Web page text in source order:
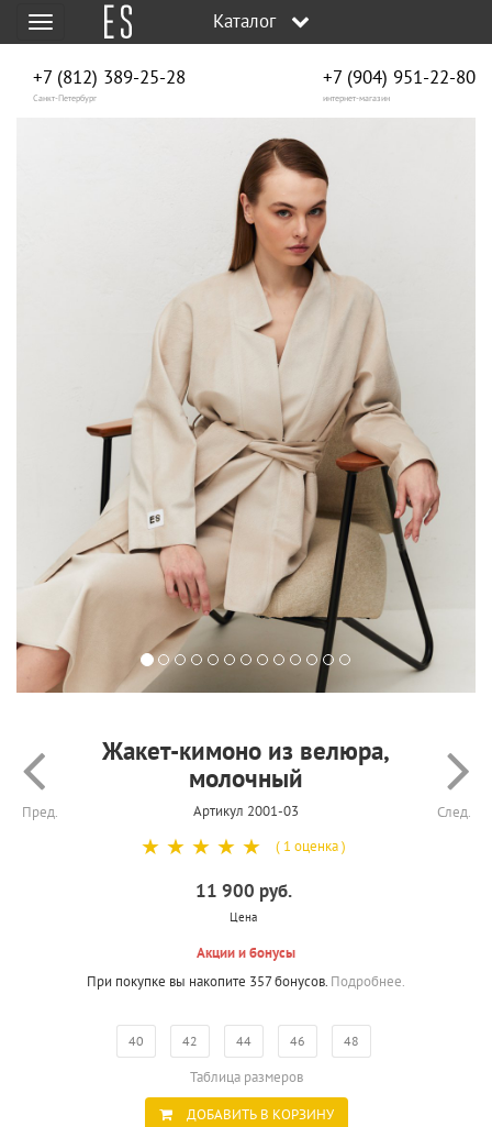
Меню Каталог
+7 (812) 389-25-28
Санкт-Петербург
+7 (904) 951‑22‑80
интернет-магазин
Пред.
Жакет-кимоно из велюра,
молочный
Артикул 2001-03 След.
☆
☆
☆
☆
☆ ( 1 оценка )
11 900 руб.
Цена
Акции и бонусы
При покупке вы накопите 357 бонусов. Подробнее.
40 42 44 46 48
Таблица размеров
ДОБАВИТЬ В КОРЗИНУ